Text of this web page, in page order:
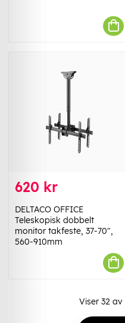
620 kr
DELTACO OFFICE
Teleskopisk dobbelt
monitor takfeste, 37-70",
560-910mm
Viser 32av